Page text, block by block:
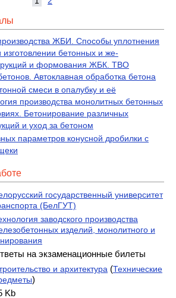
ЖБИ. Способы уплотнения
бетонных и же­
и формования ЖБК. ТВО
Автоклавная обработка бетона
смеси в опалубку и её
производства монолитных бетонных
Бетонирование различных
и уход за бетоном
параметров конусной дробилки с
государственный университет
(БелГУТ)
заводского производства
изделий, монолитного и
на экзаменационные билеты
и архитектура (Технические
)
Kb